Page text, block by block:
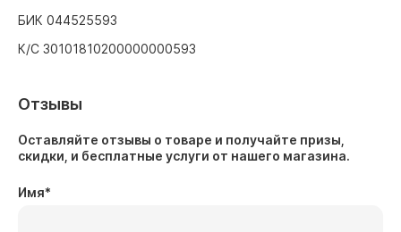
БИК 044525593
К/С 30101810200000000593
Отзывы
Оставляйте отзывы о товаре и получайте призы,
скидки, и бесплатные услуги от нашего магазина.
Имя*